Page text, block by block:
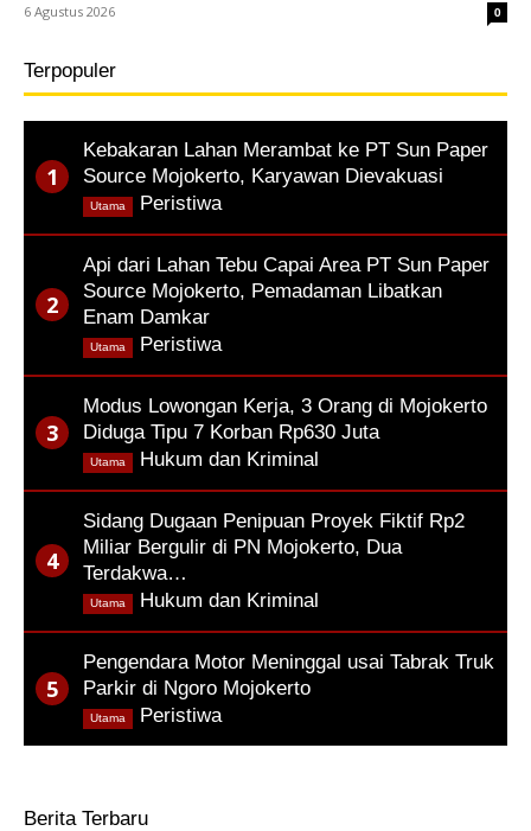
6 Agustus 2026 0
Terpopuler
Kebakaran Lahan Merambat ke PT Sun Paper
Source Mojokerto, Karyawan Dievakuasi
Peristiwa
Utama
Api dari Lahan Tebu Capai Area PT Sun Paper
Source Mojokerto, Pemadaman Libatkan
Enam Damkar
Peristiwa
Utama
Modus Lowongan Kerja, 3 Orang di Mojokerto
Diduga Tipu 7 Korban Rp630 Juta
Hukum dan Kriminal
Utama
Sidang Dugaan Penipuan Proyek Fiktif Rp2
Miliar Bergulir di PN Mojokerto, Dua
Terdakwa…
Hukum dan Kriminal
Utama
Pengendara Motor Meninggal usai Tabrak Truk
Parkir di Ngoro Mojokerto
Peristiwa
Utama
Berita Terbaru